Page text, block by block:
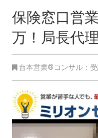
保険窓口営
万！局長代
台本営業®︎コンサル：